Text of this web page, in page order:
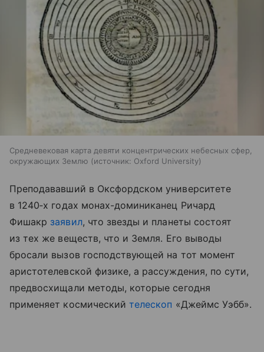
Средневековая карта девяти концентрических небесных сфер,
окружающих Землю
источник: Oxford University
Преподававший в Оксфордском университете
в 1240‑х годах монах-доминиканец Ричард
Фишакр заявил, что звезды и планеты состоят
из тех же веществ, что и Земля. Его выводы
бросали вызов господствующей на тот момент
аристотелевской физике, а рассуждения, по сути,
предвосхищали методы, которые сегодня
применяет космическийтелескоп «Джеймс Уэбб».